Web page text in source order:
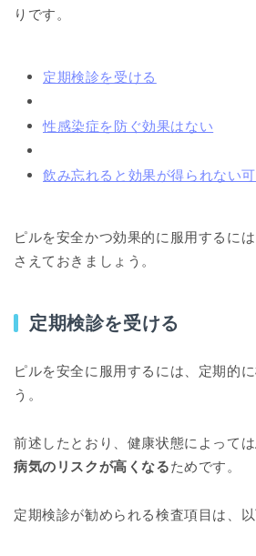
りです。
定期検診を受ける
性感染症を防ぐ効果はない
飲み忘れると効果が得られない
ピルを安全かつ効果的に服用するに
さえておきましょう。
定期検診を受ける
ピルを安全に服用するには、定期的
う。
前述したとおり、健康状態によっては
病気のリスクが高くなるためです。
定期検診が勧められる検査項目は、以